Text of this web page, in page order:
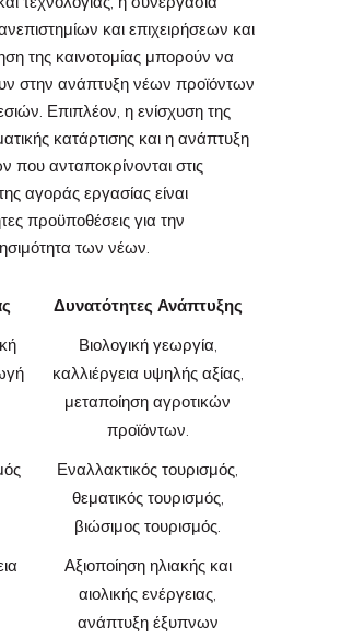
και επιχειρήσεων και
της καινοτομίας μπορούν να
στην ανάπτυξη νέων προϊόντων
Επιπλέον, η ενίσχυση της
κατάρτισης και η ανάπτυξη
που ανταποκρίνονται στις
αγοράς εργασίας είναι
προϋποθέσεις για την
των νέων.
Δυνατότητες Ανάπτυξης
Βιολογική γεωργία,
καλλιέργεια υψηλής αξίας,
μεταποίηση αγροτικών
προϊόντων.
Εναλλακτικός τουρισμός,
θεματικός τουρισμός,
βιώσιμος τουρισμός.
Αξιοποίηση ηλιακής και
αιολικής ενέργειας,
ανάπτυξη έξυπνων